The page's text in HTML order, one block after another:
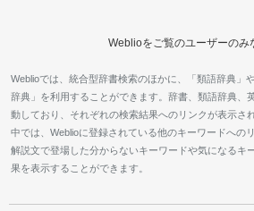
Weblioをご覧のユーザーのみ
Weblioでは、統合型辞書検索のほかに、「類語辞典」
辞典」を利用することができます。辞書、類語辞典、
動しており、それぞれの検索結果へのリンクが表示さ
中では、Weblioに登録されている他のキーワードへの
解説文で登場した分からないキーワードや気になるキ
果を表示することができます。